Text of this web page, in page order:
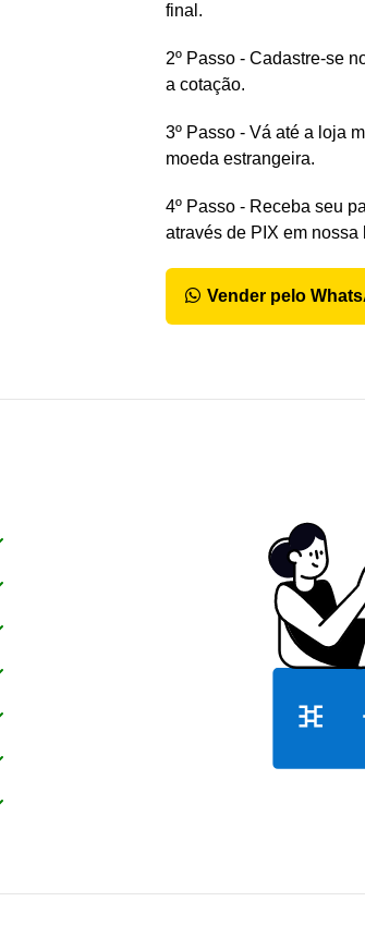
final.
2º Passo - Cadastre-se
a cotação.
3º Passo - Vá até a loja
moeda estrangeira.
4º Passo - Receba seu
através de PIX em nossa
Vender pelo